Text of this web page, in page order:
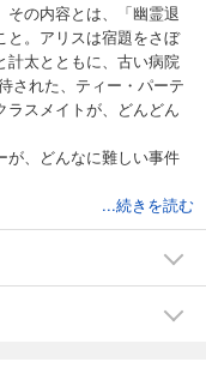
の内容とは、「幽霊退
と。アリスは宿題をさぼ
計太とともに、古い病院
れた、ティー・パーテ
ラスメイトが、どんどん
が、どんなに難しい事件
収録されています。
...続きを読む